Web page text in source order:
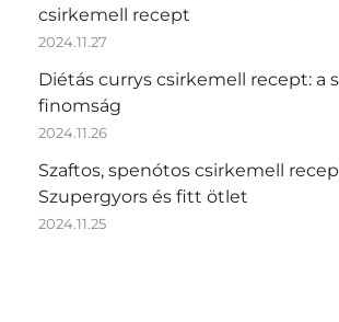
csirkemell recept
2024.11.27
Diétás currys csirkemell recept: a
finomság
2024.11.26
Szaftos, spenótos csirkemell
Szupergyors és fitt ötlet
2024.11.25